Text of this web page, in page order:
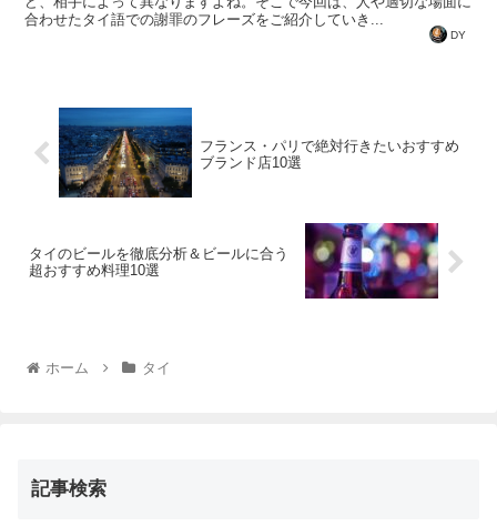
合わせたタイ語での謝罪のフレーズをご紹介していき...
DY
フランス・パリで絶対行きたいおすすめ
ブランド店10選
タイのビールを徹底分析＆ビールに合う
超おすすめ料理10選
ホーム タイ
記事検索